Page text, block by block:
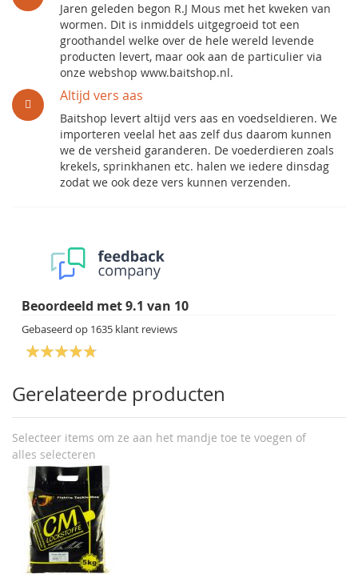
Jaren geleden begon R.J Mous met het kweken van
wormen. Dit is inmiddels uitgegroeid tot een
groothandel welke over de hele wereld levende
producten levert, maar ook aan de particulier via
onze webshop www.baitshop.nl.
Altijd vers aas
Baitshop levert altijd vers aas en voedseldieren. We
importeren veelal het aas zelf dus daarom kunnen
we de versheid garanderen. De voederdieren zoals
krekels, sprinkhanen etc. halen we iedere dinsdag
zodat we ook deze vers kunnen verzenden.
Beoordeeld met9.1 van 10
Gebaseerd op 1635 klant reviews
Gerelateerde producten
Selecteer items om ze aan het mandje toe te voegen of
alles selecteren